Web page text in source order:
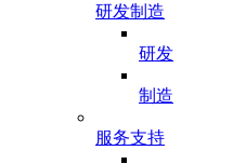
研发制造
研发
制造
服务支持